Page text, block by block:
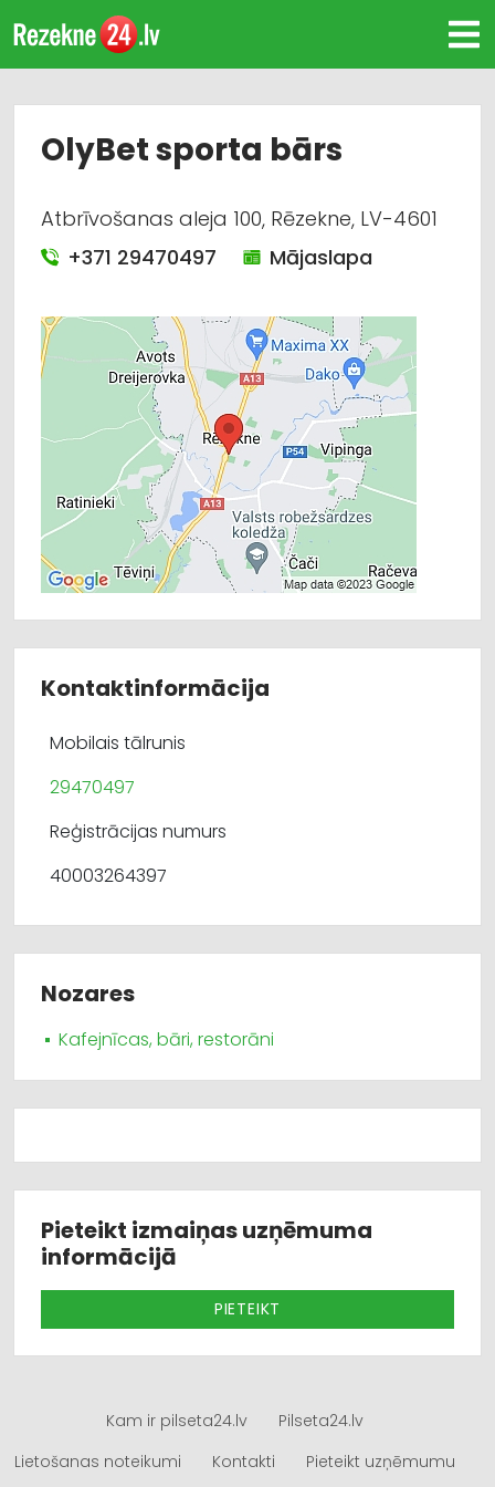
OlyBet sporta bārs
Atbrīvošanas aleja 100, Rēzekne, LV-4601
+371 29470497
Mājaslapa
Kontaktinformācija
Mobilais tālrunis
29470497
Reģistrācijas numurs
40003264397
Nozares
Kafejnīcas, bāri, restorāni
Pieteikt izmaiņas uzņēmuma
informācijā
PIETEIKT
Kam ir pilseta24.lv
Pilseta24.lv
Lietošanas noteikumi
Kontakti Pieteikt uzņēmumu